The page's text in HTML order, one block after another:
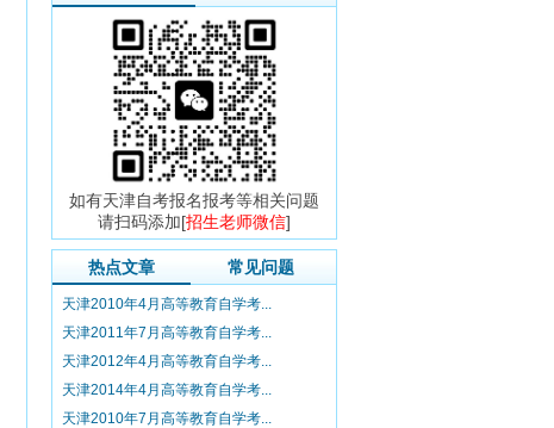
如有天津自考报名报考等相关问题
请扫码添加[招生老师微信]
热点文章 常见问题
天津2010年4月高等教育自学考...
天津2011年7月高等教育自学考...
天津2012年4月高等教育自学考...
天津2014年4月高等教育自学考...
天津2010年7月高等教育自学考...